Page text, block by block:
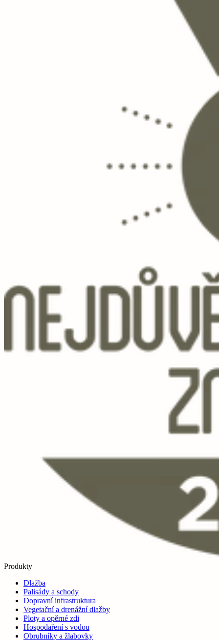
Produkty
Dlažba
Palisády a schody
Dopravní infrastruktura
Vegetační a drenážní dlažby
Ploty a opěrné zdi
Hospodaření s vodou
Obrubníky a žlabovky